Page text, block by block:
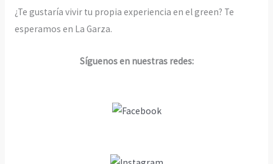
¿Te gustaría vivir tu propia experiencia en el green? Te
esperamos en La Garza.
Síguenos en nuestras redes: